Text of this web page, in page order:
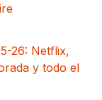
26: Netflix,
y todo el